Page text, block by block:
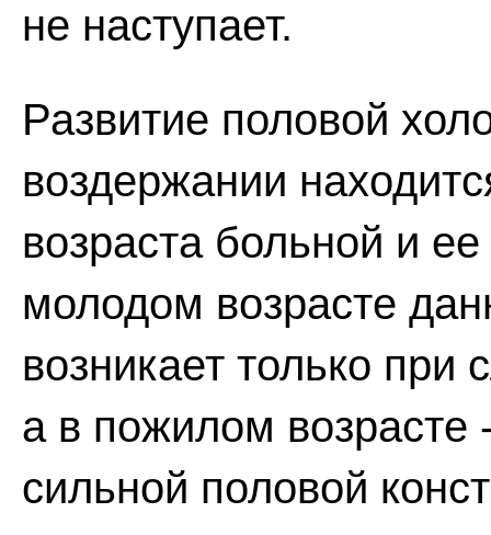
не наступает.
Развитие половой
воздержании
возраста больной и
молодом возрасте
возникает только при
а в пожилом
сильной половой